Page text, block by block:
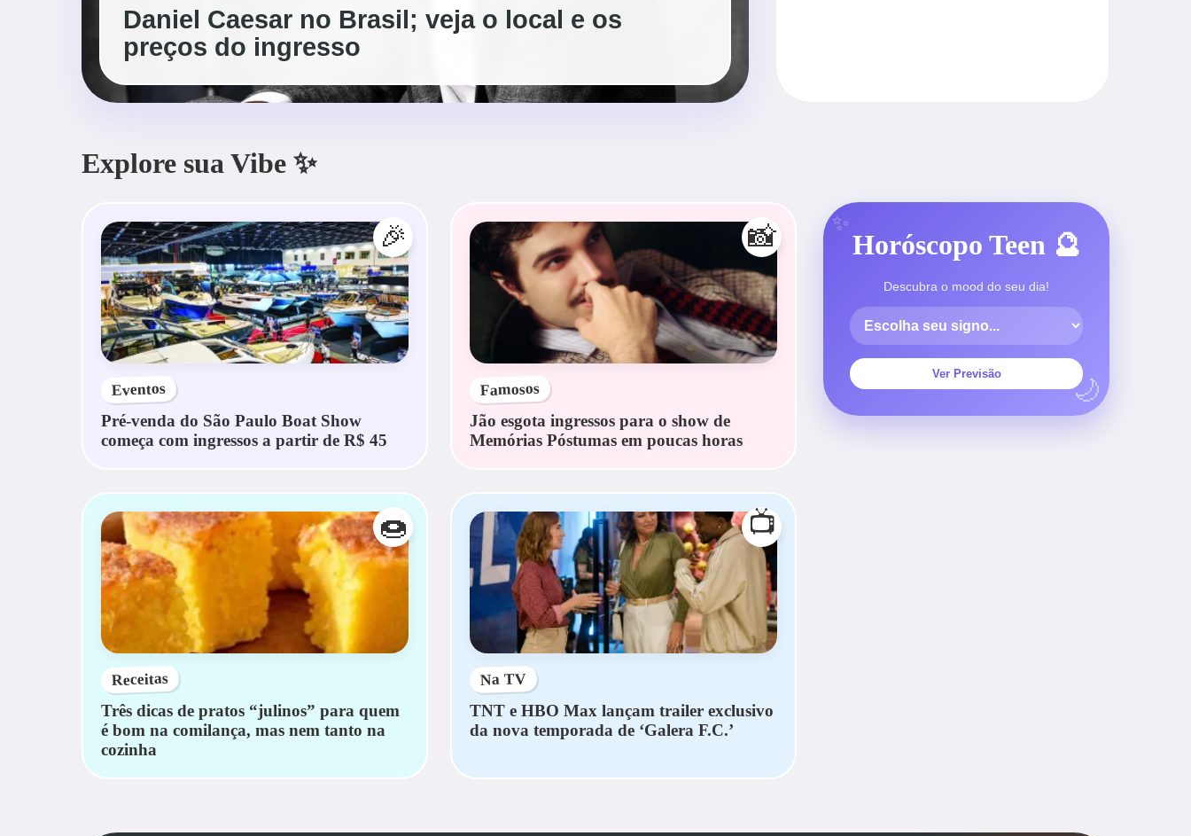
Daniel Caesar no Brasil; veja o local e os
preços do ingresso
Explore sua Vibe ✨
🎉
Eventos
Pré-venda do São Paulo Boat Show
começa com ingressos a partir de R$ 45
📸
Famosos
Jão esgota ingressos para o show de
Memórias Póstumas em poucas horas
🍩
Receitas
Três dicas de pratos “julinos” para quem
é bom na comilança, mas nem tanto na
cozinha
📺
Na TV
TNT e HBO Max lançam trailer exclusivo
da nova temporada de ‘Galera F.C.’
Horóscopo Teen 🔮
Descubra o mood do seu dia!
Ver Previsão